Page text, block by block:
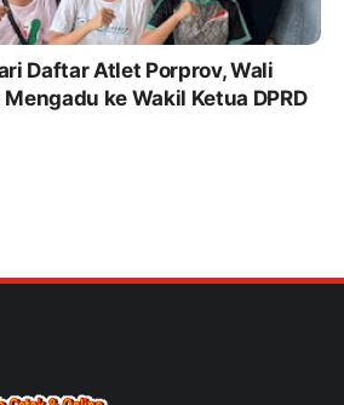
Daftar Atlet Porprov, Wali
ke Wakil Ketua DPRD